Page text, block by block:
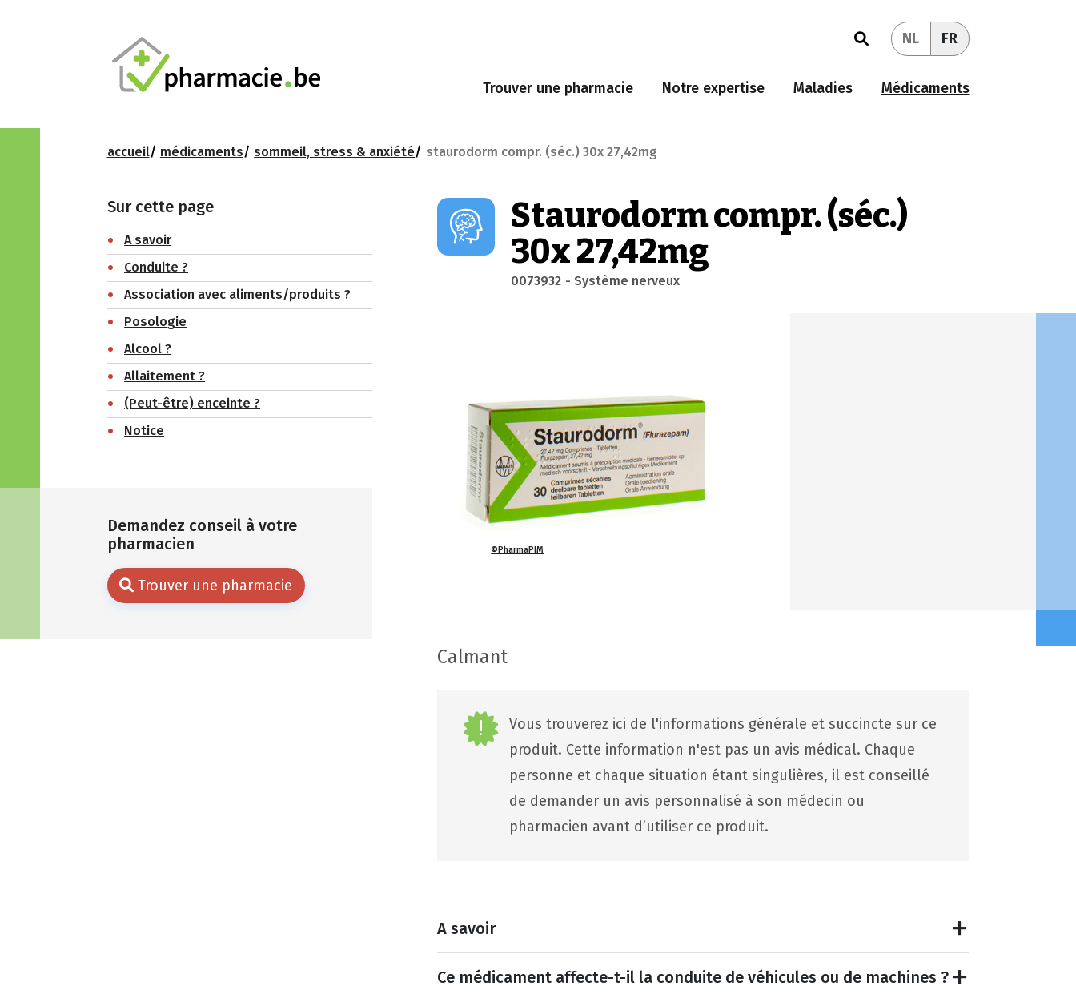
NL FR
Trouver une pharmacie Notre expertise Maladies Médicaments
accueil médicaments sommeil, stress & anxiété staurodorm compr. (séc.) 30x 27,42mg
Demandez conseil à votre
pharmacien
Trouver une pharmacie
Sur cette page
A savoir
Conduite ?
Association avec aliments/produits ?
Posologie
Alcool ?
Allaitement ?
(Peut-être) enceinte ?
Notice
Staurodorm compr. (séc.)
30x 27,42mg
0073932 - Système nerveux
©PharmaPIM
Calmant
Vous trouverez ici de l'informations générale et succincte sur ce
produit. Cette information n'est pas un avis médical. Chaque
personne et chaque situation étant singulières, il est conseillé
de demander un avis personnalisé à son médecin ou
pharmacien avant d’utiliser ce produit.
A savoir
Ce médicament affecte-t-il la conduite de véhicules ou de machines ?